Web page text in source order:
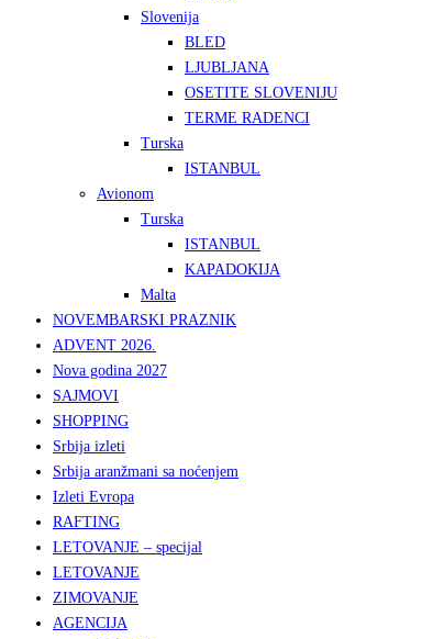
Slovenija
BLED
LJUBLJANA
OSETITE SLOVENIJU
TERME RADENCI
Turska
ISTANBUL
Avionom
Turska
ISTANBUL
KAPADOKIJA
Malta
NOVEMBARSKI PRAZNIK
ADVENT 2026.
Nova godina 2027
SAJMOVI
SHOPPING
Srbija izleti
Srbija aranžmani sa noćenjem
Izleti Evropa
RAFTING
LETOVANJE – specijal
LETOVANJE
ZIMOVANJE
AGENCIJA